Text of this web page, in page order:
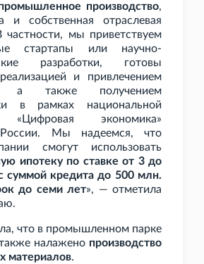
производство,
и собственная отраслевая
частности, мы приветствуем
стартапы или научно-
разработки, готовы
и привлечением
а также получением
в рамках национальной
«Цифровая экономика»
Мы надеемся, что
смогут использовать
ипотеку по ставке от 3 до
суммой кредита до 500 млн.
до семи лет», — отметила
что в промышленном парке
налажено производство
материалов.